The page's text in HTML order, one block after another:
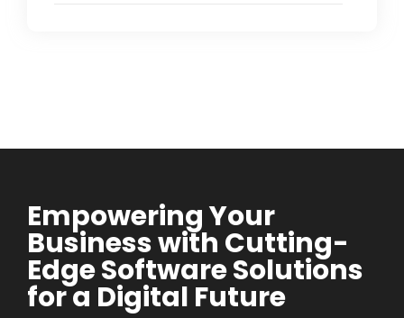
Empowering Your
Business with Cutting-
Edge Software Solutions
for a Digital Future